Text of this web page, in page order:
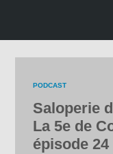
PODCAST
Saloperie
La 5e de
épisode 24